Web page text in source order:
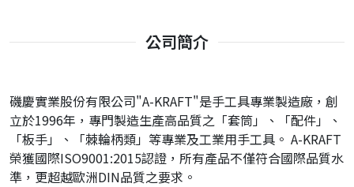
公司簡介
磯慶實業股份有限公司"A-KRAFT"是手工具專業製造廠，創
立於1996年，專門製造生產高品質之「套筒」、「配件」、
「板手」、「棘輪柄類」等專業及工業用手工具。 A-KRAFT
榮獲國際ISO9001:2015認證，所有產品不僅符合國際品質水
準，更超越歐洲DIN品質之要求。